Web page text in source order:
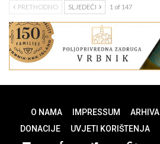
PRETHODNO SLJEDEĆI 1 of 147
O NAMA IMPRESSUM ARHIVA
DONACIJE
UVJETI KORIŠTENJA